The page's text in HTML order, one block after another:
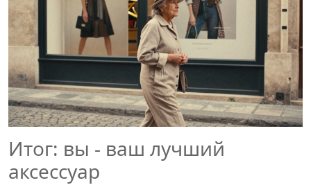
Итог: вы - ваш лучший
аксессуар